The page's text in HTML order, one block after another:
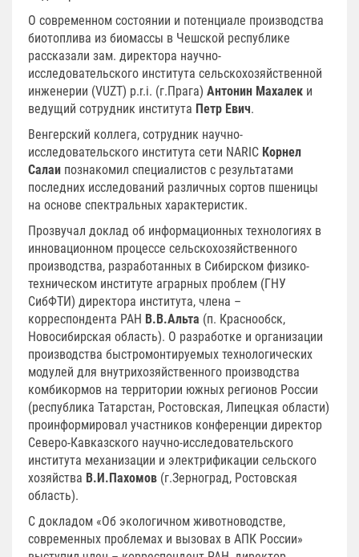
О современном состоянии и потенциале производства
биотоплива из биомассы в Чешской республике
рассказали зам. директора научно-
исследовательского института сельскохозяйственной
инженерии (VUZT) p.r.i. (г.Прага) Антонин Махалек и
ведущий сотрудник института Петр Евич.
Венгерский коллега, сотрудник научно-
исследовательского института сети NARIC Корнел
Салаи познакомил специалистов с результатами
последних исследований различных сортов пшеницы
на основе спектральных характеристик.
Прозвучал доклад об информационных технологиях в
инновационном процессе сельскохозяйственного
производства, разработанных в Сибирском физико-
техническом институте аграрных проблем (ГНУ
СибФТИ) директора института, члена –
корреспондента РАН В.В.Альта (п. Краснообск,
Новосибирская область). О разработке и организации
производства быстромонтируемых технологических
модулей для внутрихозяйственного производства
комбикормов на территории южных регионов России
(республика Татарстан, Ростовская, Липецкая области)
проинформировал участников конференции директор
Северо-Кавказского научно-исследовательского
института механизации и электрификации сельского
хозяйства В.И.Пахомов (г.Зерноград, Ростовская
область).
С докладом «Об экологичном животноводстве,
современных проблемах и вызовах в АПК России»